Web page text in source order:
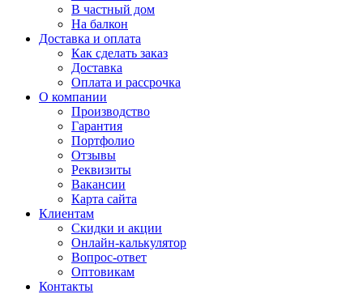
В частный дом
На балкон
Доставка и оплата
Как сделать заказ
Доставка
Оплата и рассрочка
О компании
Производство
Гарантия
Портфолио
Отзывы
Реквизиты
Вакансии
Карта сайта
Клиентам
Скидки и акции
Онлайн-калькулятор
Вопрос-ответ
Оптовикам
Контакты